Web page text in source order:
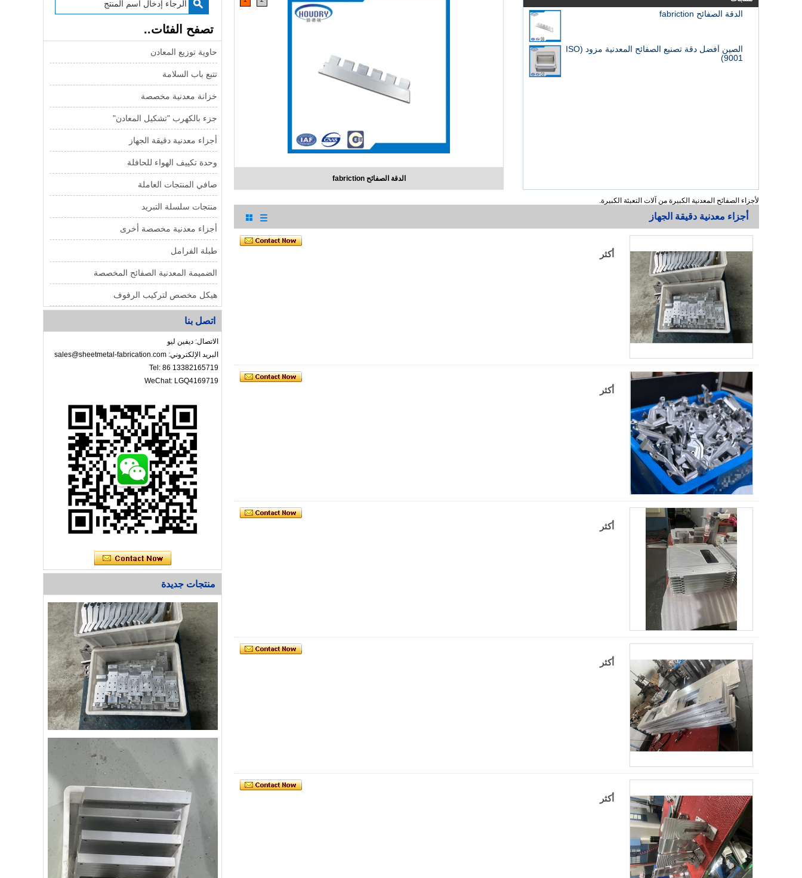
تصفح الفئات..
حاوية توزيع المعادن
تتبع باب السلامة
خزانة معدنية مخصصة
جزء بالكهرب "تشكيل المعادن"
أجزاء معدنية دقيقة الجهاز
وحدة تكييف الهواء للحافلة
صافي المنتجات العاملة
منتجات سلسلة التبريد
أجزاء معدنية مخصصة أخرى
طبلة الفرامل
الضميمة المعدنية الصفائح المخصصة
هيكل مخصص لتركيب الرفوف
اتصل بنا
الاتصال: ديفين ليو
البريد الإلكتروني: sales@sheetmetal-fabrication.com
Tel: 86 13382165719
WeChat: LGQ4169719
منتجات جديدة
الدقة الصفائح fabriction
الدقة الصفائح fabriction
الصين أفضل دقة تصنيع الصفائح المعدنية مزود (ISO
9001)
لأجزاء الصفائح المعدنية الكبيرة من آلات التعبئة الكبيرة.
أجزاء معدنية دقيقة الجهاز
أكثر
أكثر
أكثر
أكثر
أكثر